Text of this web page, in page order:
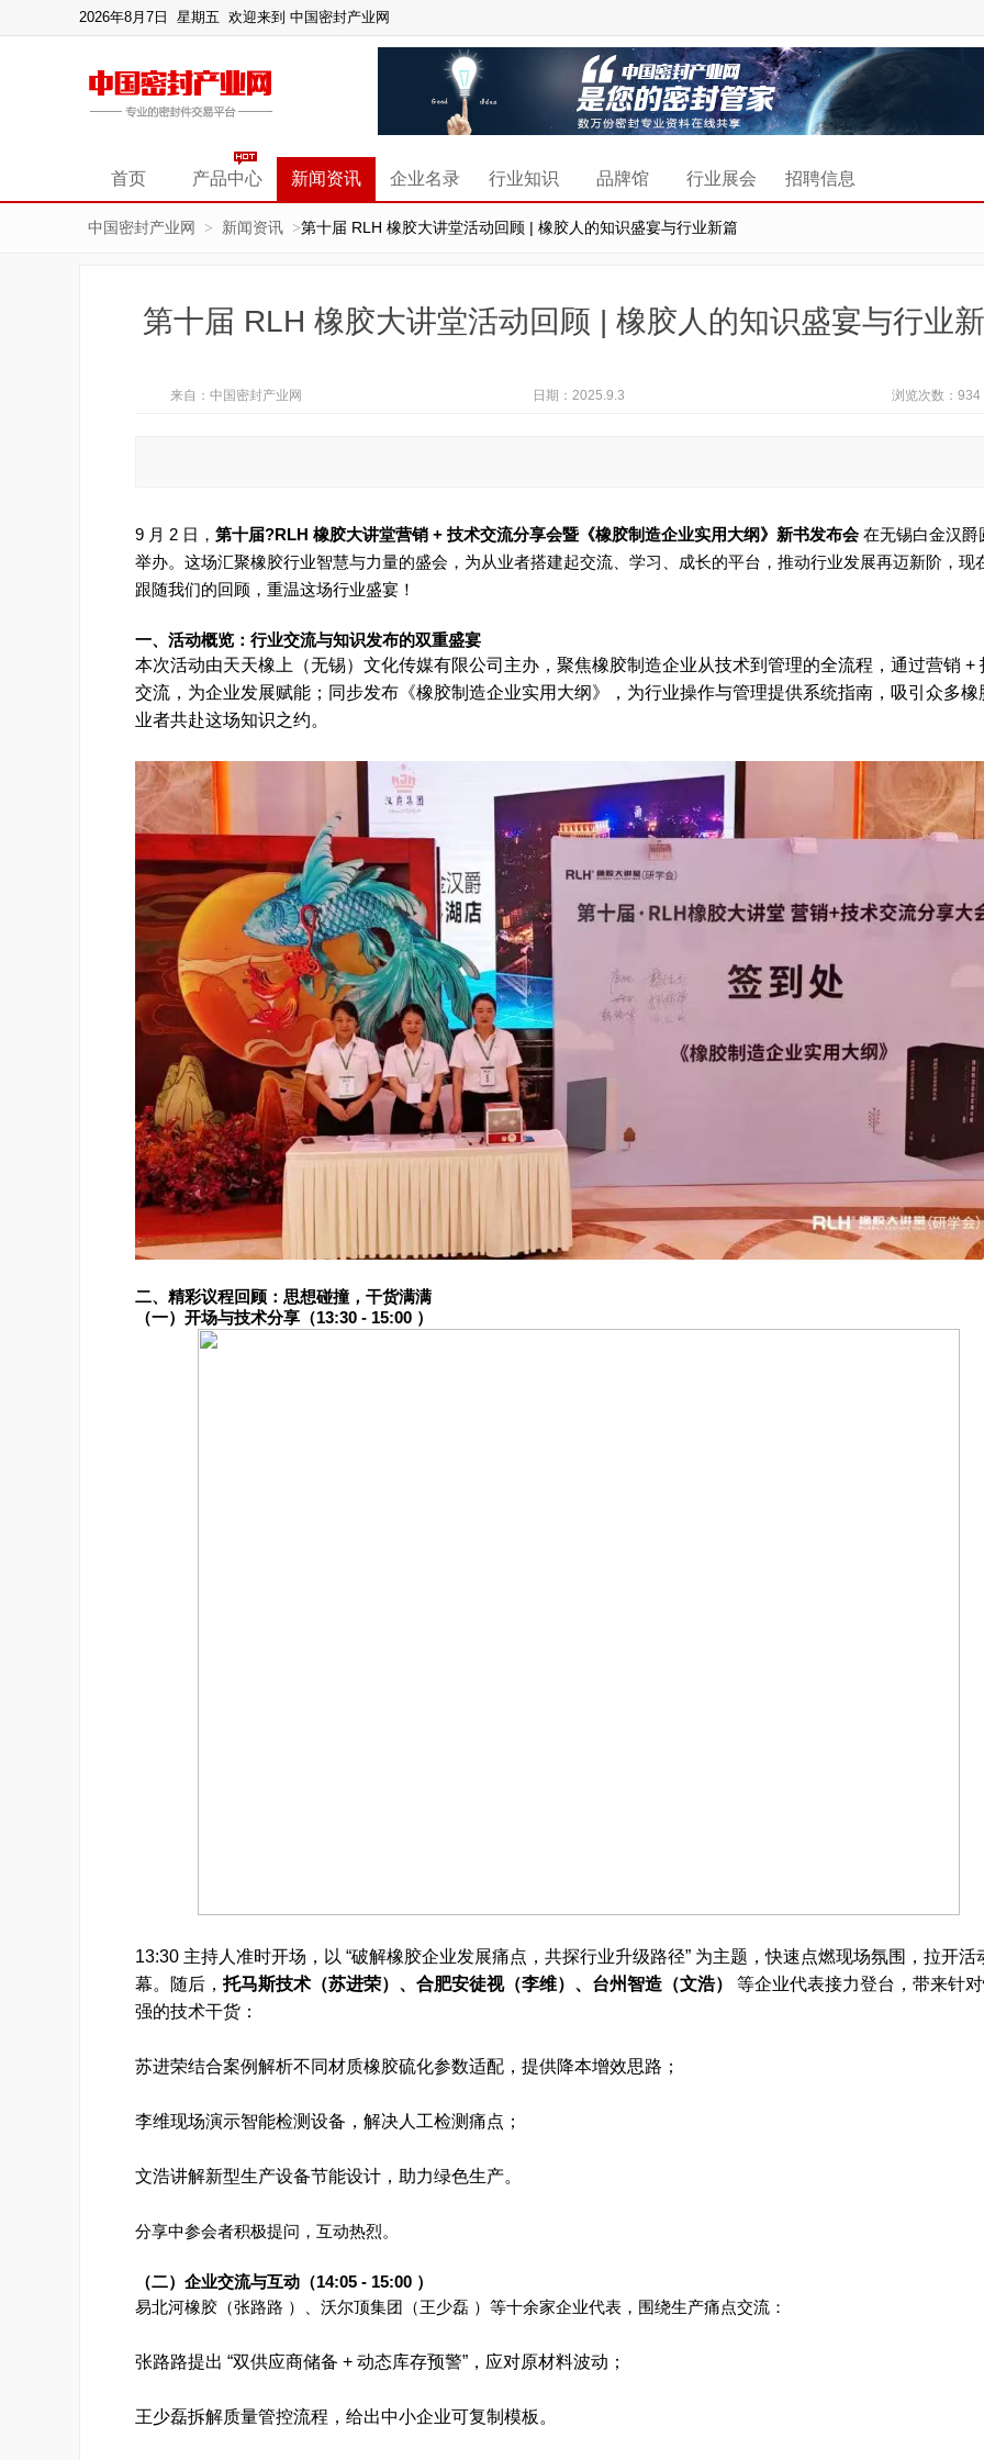
2026年8月7日 星期五 欢迎来到 中国密封产业网
首页 产品中心 新闻资讯 企业名录 行业知识 品牌馆 行业展会 招聘信息
中国密封产业网 > 新闻资讯 >第十届 RLH 橡胶大讲堂活动回顾 | 橡胶人的知识盛宴与行业新篇
第十届 RLH 橡胶大讲堂活动回顾 | 橡胶人的知识盛宴与行业
来自：中国密封产业网 日期：2025.9.3 浏览次数： 934
9 月 2 日， 第十届?RLH 橡胶大讲堂营销 + 技术交流分享会暨《橡胶制造企业实用大纲》新书发布会在无锡白金汉爵
举办。这场汇聚橡胶行业智慧与力量的盛会，为从业者搭建起交流、学习、成长的平台，推动行业发展再迈新阶，现
跟随我们的回顾，重温这场行业盛宴！
一、活动概览：行业交流与知识发布的双重盛宴
本次活动由天天橡上（无锡）文化传媒有限公司主办，聚焦橡胶制造企业从技术到管理的全流程，通过营销 +
交流，为企业发展赋能；同步发布《橡胶制造企业实用大纲》，为行业操作与管理提供系统指南，吸引众多橡
业者共赴这场知识之约。
二、精彩议程回顾：思想碰撞，干货满满
（一）开场与技术分享（13:30 - 15:00 ）
13:30 主持人准时开场，以 “破解橡胶企业发展痛点，共探行业升级路径” 为主题，快速点燃现场氛围，拉开活
幕。随后，托马斯技术（苏进荣）、合肥安徒视（李维）、台州智造（文浩）
等企业代表接力登台，带来针
强的技术干货：
苏进荣结合案例解析不同材质橡胶硫化参数适配，提供降本增效思路；
李维现场演示智能检测设备，解决人工检测痛点；
文浩讲解新型生产设备节能设计，助力绿色生产。
分享中参会者积极提问，互动热烈。
（二）企业交流与互动（14:05 - 15:00 ）
易北河橡胶（张路路 ）、沃尔顶集团（王少磊 ）等十余家企业代表，围绕生产痛点交流：
张路路提出 “双供应商储备 + 动态库存预警”，应对原材料波动；
王少磊拆解质量管控流程，给出中小企业可复制模板。